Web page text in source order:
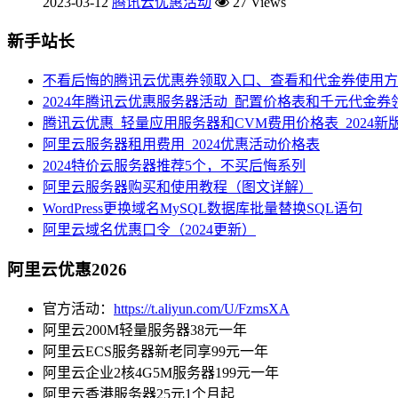
新手站长
不看后悔的腾讯云优惠券领取入口、查看和代金券使用
2024年腾讯云优惠服务器活动_配置价格表和千元代金券
腾讯云优惠_轻量应用服务器和CVM费用价格表_2024新
阿里云服务器租用费用_2024优惠活动价格表
2024特价云服务器推荐5个，不买后悔系列
阿里云服务器购买和使用教程（图文详解）
WordPress更换域名MySQL数据库批量替换SQL语句
阿里云域名优惠口令（2024更新）
阿里云优惠2026
官方活动： https://t.aliyun.com/U/FzmsXA
阿里云200M轻量服务器38元一年
阿里云ECS服务器新老同享99元一年
阿里云企业2核4G5M服务器199元一年
阿里云香港服务器25元1个月起